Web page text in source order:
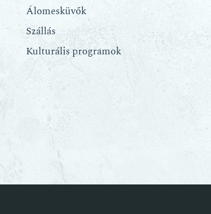
Álomesküvők
Szállás
Kulturális programok